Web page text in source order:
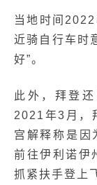
当地时间
近骑自行车时
好”。
此外，拜登
2021年3月，
宫解释称是因
前往伊利诺伊
抓紧扶手登上